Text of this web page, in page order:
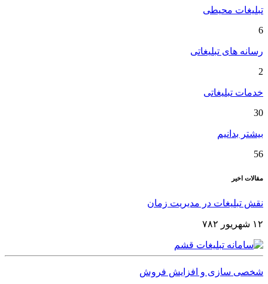
تبلیغات محیطی
6
رسانه های تبلیغاتی
2
خدمات تبلیغاتی
30
بیشتر بدانیم
56
مقالات اخیر
نقش تبلیغات در مدیریت زمان
۱۲ شهریور ۷۸۲
شخصی‌ سازی و افزایش فروش